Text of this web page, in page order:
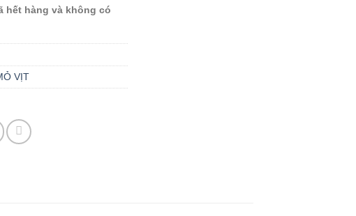
hết hàng và không có
VỊT